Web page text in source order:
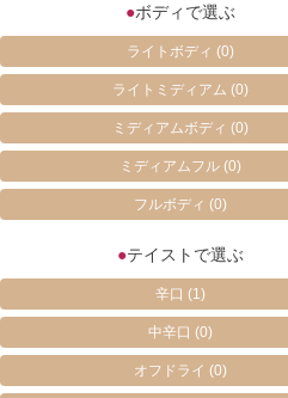
●ボディで選ぶ
ライトボディ(0)
ライトミディアム(0)
ミディアムボディ(0)
ミディアムフル(0)
フルボディ(0)
●テイストで選ぶ
辛口(1)
中辛口(0)
オフドライ(0)